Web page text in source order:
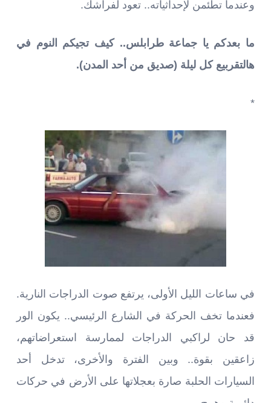
وعندما تطئمن لإحداثياته.. تعود لفراشك.
ما بعدكم يا جماعة طرابلس.. كيف تجيكم النوم في
هالتقربيع كل ليلة (صديق من أحد المدن).
*
في ساعات الليل الأولى، يرتفع صوت الدراجات النارية.
فعندما تخف الحركة في الشارع الرئيسي.. يكون الور
قد حان لراكبي الدراجات لممارسة استعراضاتهم،
زاعقين بقوة.. وبين الفترة والأخرى، تدخل أحد
السيارات الحلبة صارة بعجلاتها على الأرض في حركات